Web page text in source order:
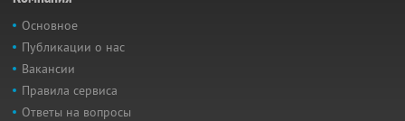
Основное
Публикации о нас
Вакансии
Правила сервиса
Ответы на вопросы